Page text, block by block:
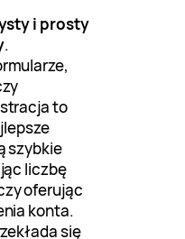
i prosty
.
to
szybkie
liczbę
oferując
konta.
się